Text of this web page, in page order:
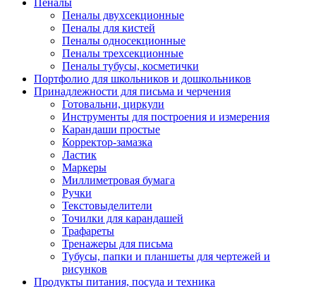
Пеналы
Пеналы двухсекционные
Пеналы для кистей
Пеналы односекционные
Пеналы трехсекционные
Пеналы тубусы, косметички
Портфолио для школьников и дошкольников
Принадлежности для письма и черчения
Готовальни, циркули
Инструменты для построения и измерения
Карандаши простые
Корректор-замазка
Ластик
Маркеры
Миллиметровая бумага
Ручки
Текстовыделители
Точилки для карандашей
Трафареты
Тренажеры для письма
Тубусы, папки и планшеты для чертежей и
рисунков
Продукты питания, посуда и техника